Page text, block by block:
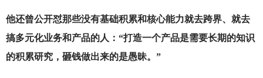
他还曾公开怼那些没有基础积累和核心能力就去跨界、就去
搞多元化业务和产品的人：“打造一个产品是需要长期的知识
的积累研究，砸钱做出来的是愚昧。”